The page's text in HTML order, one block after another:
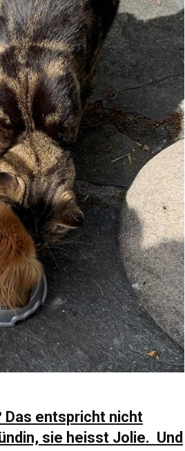
Das entspricht nicht
sie heisst Jolie. Und